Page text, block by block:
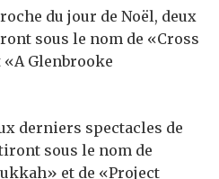
du jour de Noël, deux
sous le nom de «Cross
Glenbrooke
derniers spectacles de
sous le nom de
et de «Project